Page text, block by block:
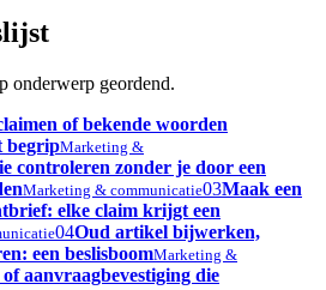
onderwerp geordend.
of bekende woorden
begripMarketing &
controleren zonder je door een
Marketing & communicatie03Maak een
elke claim krijgt een
04Oud artikel bijwerken,
een beslisboomMarketing &
of aanvraagbevestiging die